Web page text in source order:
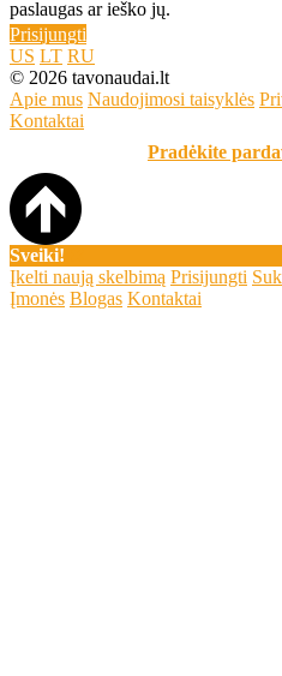
paslaugas ar ieško jų.
Prisijungti
US LT RU
© 2026 tavonaudai.lt
Apie mus Naudojimosi taisyklės
Kontaktai
Pradėkite pardavinėti
Sveiki!
Įkelti naują skelbimą Prisijungti
Įmonės Blogas Kontaktai